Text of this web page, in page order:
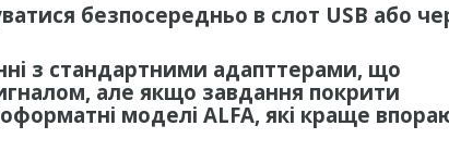
безпосередньо в слот USB або
з стандартними адапттерами, що
але якщо завдання покрити
моделі ALFA, які краще